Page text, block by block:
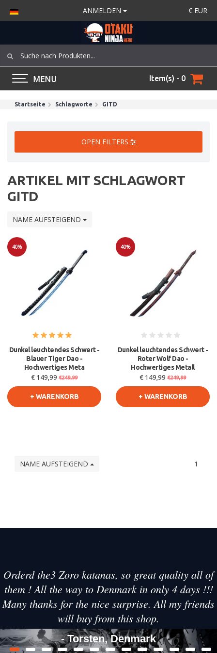
ANMELDEN € EUR
MENU Item(s) - 0
Startseite Schlagworte GITD
OPEN FILTERS
ARTIKEL MIT SCHLAGWORT
GITD
NAME AUFSTEIGEND
40%
Dunkel leuchtendes Schwert -
Blauer Tiger Dao -
Hochwertiges Meta
€ 149,99 €249,99
+ WARENKORB
40%
Dunkel leuchtendes Schwert -
Roter Wolf Dao -
Hochwertiges Metall
€ 149,99 €249,99
+ WARENKORB
NAME AUFSTEIGEND 1
Orderd the3 Zoro katanas, so great quality all of
them ! All the way to Denmark in only 4 days !!!
Many thanks for the nice surprise. All my friends
will buy from this shop.
- Torsten, Denmark